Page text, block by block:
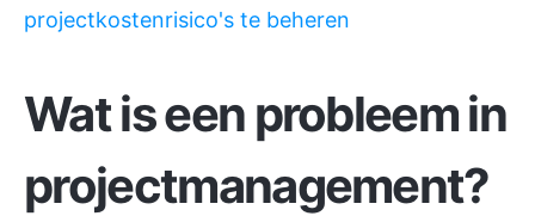
projectkostenrisico's te beheren
Wat is een probleem in
projectmanagement?